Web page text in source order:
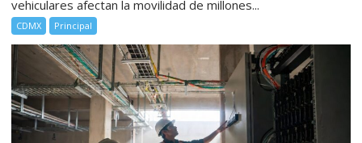
vehiculares afectan la movilidad de millones...
CDMX Principal